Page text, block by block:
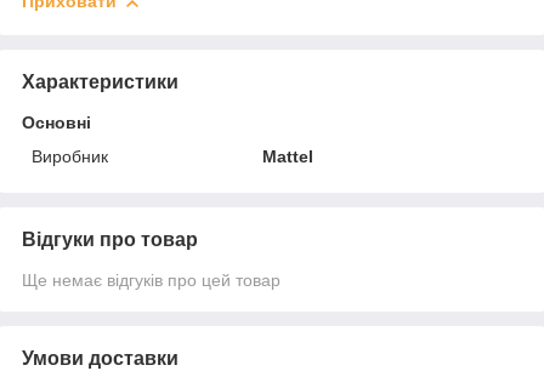
Характеристики
Основні
Виробник
Mattel
Відгуки про товар
Ще немає відгуків про цей товар
Умови доставки